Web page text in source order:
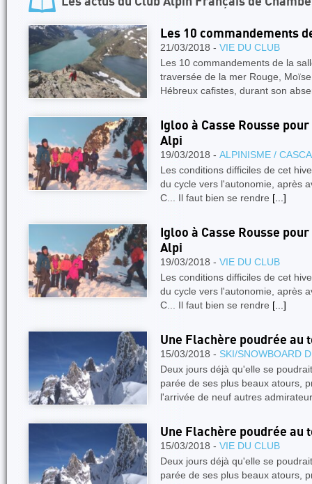
Les 10 commandements
21/03/2018 - VIE DU CLUB
Les 10 commandements de la
traversée de la mer Rouge,
Hébreux cafistes, durant son
Igloo à Casse Rousse
Alpi
19/03/2018 - ALPINISME /
Les conditions difficiles de cet
du cycle vers l'autonomie, après
C... Il faut bien se rendre [...]
Igloo à Casse Rousse
Alpi
19/03/2018 - VIE DU CLUB
Les conditions difficiles de cet
du cycle vers l'autonomie, après
C... Il faut bien se rendre [...]
Une Flachère poudrée au
15/03/2018 - SKI/SNOWBOARD
Deux jours déjà qu'elle se
parée de ses plus beaux atours,
l'arrivée de neuf autres
Une Flachère poudrée au
15/03/2018 - VIE DU CLUB
Deux jours déjà qu'elle se
parée de ses plus beaux atours,